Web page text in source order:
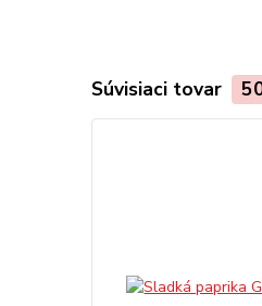
Súvisiaci tovar